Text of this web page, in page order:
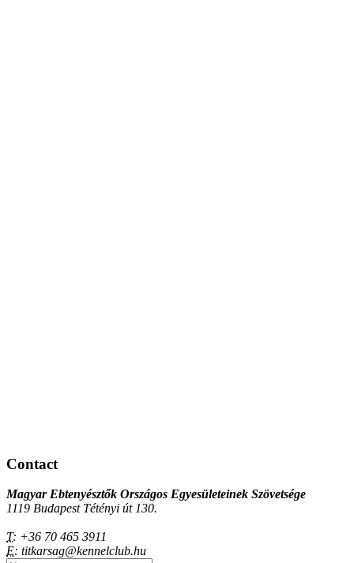
Contact
Magyar Ebtenyésztők Országos Egyesületeinek Szövetsége
1119 Budapest Tétényi út 130.
T: +36 70 465 3911
E: titkarsag@kennelclub.hu